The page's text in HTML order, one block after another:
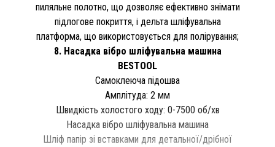
пиляльне полотно, що дозволяє ефективно знімати
підлогове покриття, і дельта шліфувальна
платформа, що використовується для полірування;
8. Насадка вібро шліфувальна машина
BESTOOL
Самоклеюча підошва
Амплітуда: 2 мм
Швидкість холостого ходу: 0-7500 об/хв
Насадка вібро шліфувальна машина
Шліф папір зі вставками для детальної/дрібної